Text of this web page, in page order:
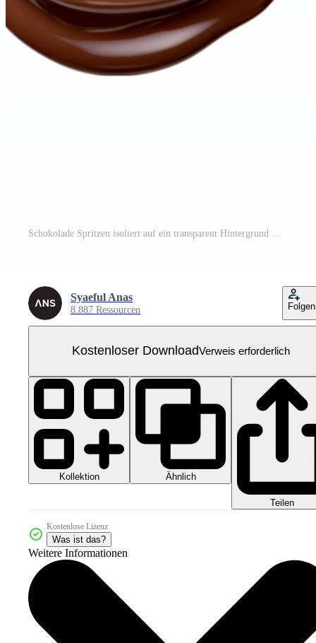
Syaeful Anas
8.887 Ressourcen Folgen
Kostenloser DownloadVerweis erforderlich
Kollektion Ähnlich
Teilen
Kostenlose Lizenz
Was ist das?
Weitere Informationen